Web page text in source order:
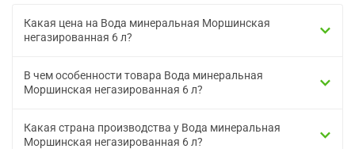
Какая цена на Вода минеральная Моршинская
негазированная 6 л?
В чем особенности товара Вода минеральная
Моршинская негазированная 6 л?
Какая страна производства у Вода минеральная
Моршинская негазированная 6 л?